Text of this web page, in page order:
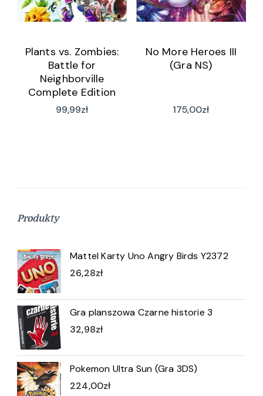
Plants vs. Zombies:
Battle for
Neighborville
Complete Edition
(Gra NS)
99,99zł
No More Heroes III
(Gra NS)
175,00zł
Produkty
Mattel Karty Uno Angry Birds Y2372
26,28zł
Gra planszowa Czarne historie 3
32,98zł
Pokemon Ultra Sun (Gra 3DS)
224,00zł